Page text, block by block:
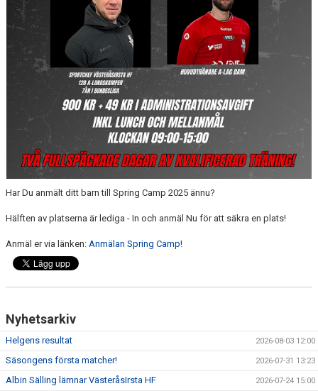
Har Du anmält ditt barn till Spring Camp 2025 ännu?
Hälften av platserna är lediga - In och anmäl Nu för att säkra en plats!
Anmäl er via länken: Anmälan Spring Camp!
Nyhetsarkiv
Helgens resultat 2026-08-03 12:00
Säsongens första matcher! 2026-07-31 13:23
Albin Sälling lämnar VästeråsIrsta HF 2026-07-24 15:00